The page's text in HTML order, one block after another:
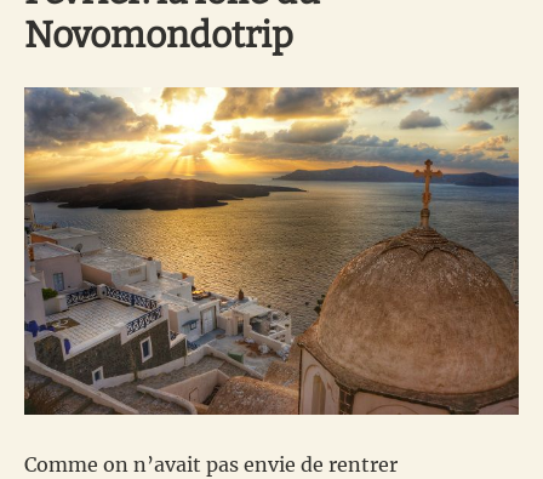
Novomondotrip
Comme on n’avait pas envie de rentrer